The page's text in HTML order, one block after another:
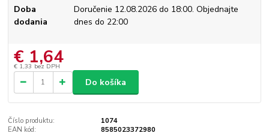
Doba
dodania
Doručenie 12.08.2026 do 18:00. Objednajte
dnes do 22:00
€ 1,64
€ 1,33 bez DPH
Do košíka
Číslo produktu:
1074
EAN kód:
8585023372980